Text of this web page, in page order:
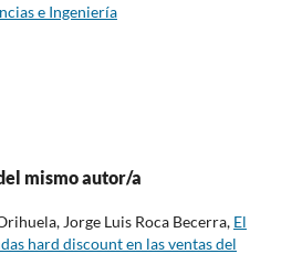
e Ingeniería
mismo autor/a
Jorge Luis Roca Becerra, El
hard discount en las ventas del